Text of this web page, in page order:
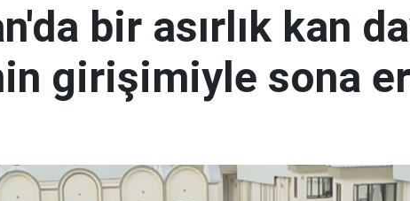
bir asırlık kan
girişimiyle sona